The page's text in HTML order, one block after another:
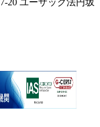
20 ユーザック法円坂